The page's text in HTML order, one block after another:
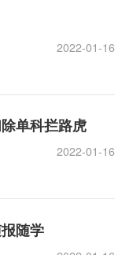
2022-01-16
单科拦路虎
2022-01-16
随学